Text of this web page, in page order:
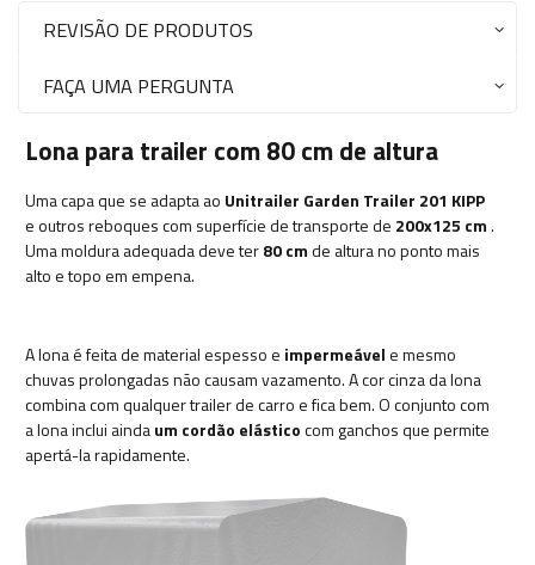
REVISÃO DE PRODUTOS
FAÇA UMA PERGUNTA
Lona para trailer com 80 cm de altura
Uma capa que se adapta ao Unitrailer Garden Trailer 201 KIPP
e outros reboques com superfície de transporte de 200x125 cm.
Uma moldura adequada deve ter80 cmde altura no ponto mais
alto e topo em empena.
A lona é feita de material espesso e impermeável e mesmo
chuvas prolongadas não causam vazamento. A cor cinza da lona
combina com qualquer trailer de carro e fica bem. O conjunto com
a lona inclui aindaum cordão elásticocom ganchos que permite
apertá-la rapidamente.